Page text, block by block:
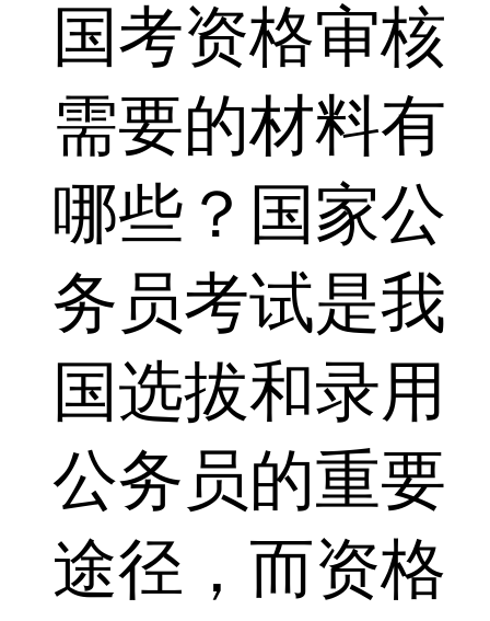
国考资格审核
需要的材料有
哪些？国家公
务员考试是我
国选拔和录用
公务员的重要
途径，而资格